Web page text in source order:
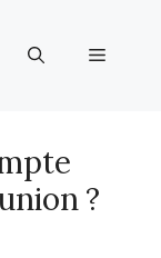
Menu
?